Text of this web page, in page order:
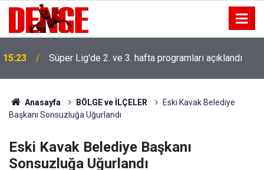
15:23 Süper Lig'de 2. ve 3. hafta programları açıklandı
Anasayfa BÖLGE ve İLÇELER
Eski Kavak Belediye
Başkanı Sonsuzluğa Uğurlandı
Eski Kavak Belediye Başkanı
Sonsuzluğa Uğurlandı